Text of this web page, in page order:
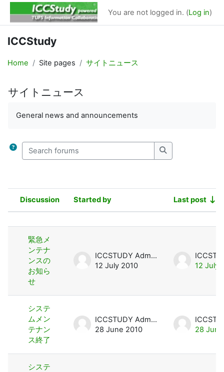
Skip to main content
You are not logged in. (Log in)
ICCStudy
Home Site pages サイトニュース
サイトニュース
General news and announcements
Search forums
Search forums
Status
Discussion Started by Last post
緊急メ
ンテナ
ンスの
お知ら
せ
ICCSTUDY Admin User
12 July 2010
12 July
システ
ムメン
テナン
ス終了
ICCSTUDY Admin User
28 June 2010
28
システ